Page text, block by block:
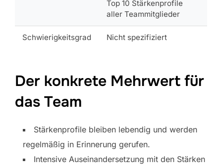
Top 10 Stärkenprofile
aller Teammitglieder
Schwierigkeitsgrad Nicht spezifiziert
Der konkrete Mehrwert für
das Team
Stärkenprofile bleiben lebendig und werden
regelmäßig in Erinnerung gerufen.
Intensive Auseinandersetzung mit den Stärken